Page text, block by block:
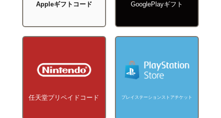
Appleギフトコード GooglePlayギフト
任天堂プリペイドコード プレイステーションストアチケット